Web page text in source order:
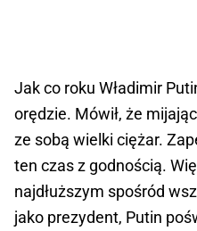
Jak co roku Władimir
orędzie. Mówił, że
ze sobą wielki ciężar.
ten czas z godnością.
najdłuższym spośród
jako prezydent, Putin